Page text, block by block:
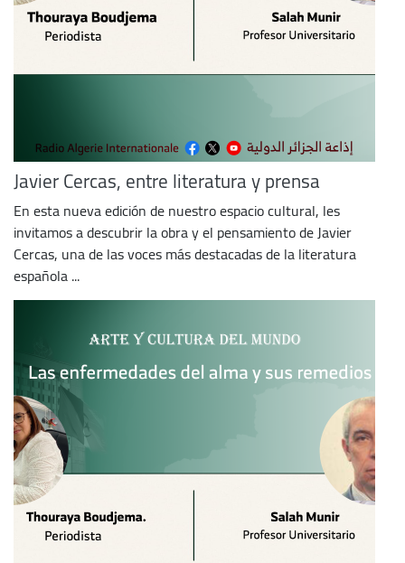
Javier Cercas, entre literatura y prensa
En esta nueva edición de nuestro espacio cultural, les
invitamos a descubrir la obra y el pensamiento de Javier
Cercas, una de las voces más destacadas de la literatura
española ...